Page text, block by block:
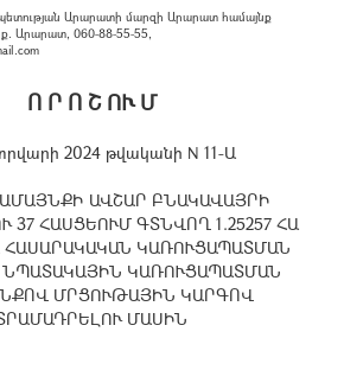
Արարատի մարզի Արարատ համայնք
Արարատ, 060-88-55-55,
Ո Ր Ո Շ ՈՒ Մ
2024 թվականի N 11-Ա
ԱՎՇԱՐ ԲՆԱԿԱՎԱՅՐԻ
37 ՀԱՍՑԵՈՒՄ ԳՏՆՎՈՂ 1.25257 ՀԱ
ԿԱՌՈՒՑԱՊԱՏՄԱՆ
ԿԱՌՈՒՑԱՊԱՏՄԱՆ
ՄՐՑՈՒԹԱՅԻՆ ԿԱՐԳՈՎ
ՄԱՍԻՆ